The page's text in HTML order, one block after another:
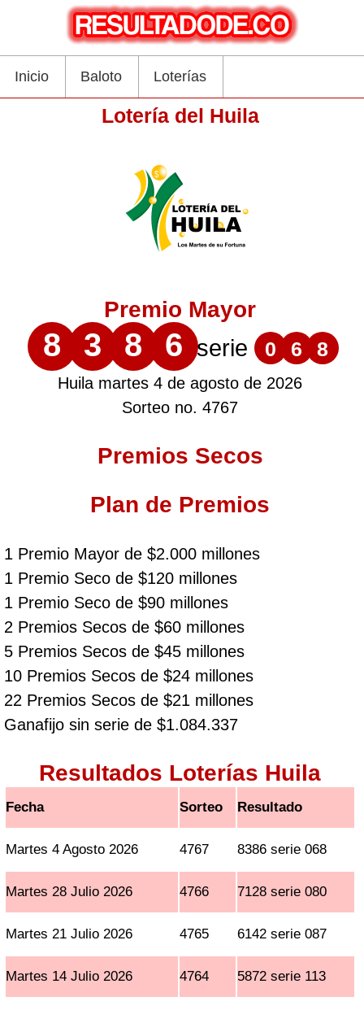
Inicio Baloto Loterías
Lotería del Huila
Premio Mayor
8 3 8 6 serie 0 6 8
Huila martes 4 de agosto de 2026
Sorteo no. 4767
Premios Secos
Plan de Premios
1 Premio Mayor de $2.000 millones
1 Premio Seco de $120 millones
1 Premio Seco de $90 millones
2 Premios Secos de $60 millones
5 Premios Secos de $45 millones
10 Premios Secos de $24 millones
22 Premios Secos de $21 millones
Ganafijo sin serie de $1.084.337
Resultados Loterías Huila
Fecha Sorteo Resultado
Martes 4 Agosto 2026 4767 8386 serie 068
Martes 28 Julio 2026 4766 7128 serie 080
Martes 21 Julio 2026 4765 6142 serie 087
Martes 14 Julio 2026 4764 5872 serie 113